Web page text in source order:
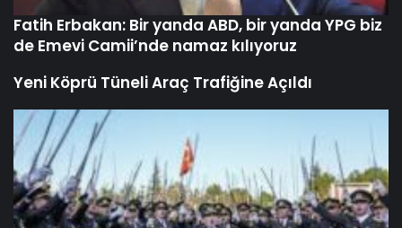
Fatih Erbakan: Bir yanda ABD, bir yanda YPG biz
de Emevi Camii’nde namaz kılıyoruz
Yeni Köprü Tüneli Araç Trafiğine Açıldı